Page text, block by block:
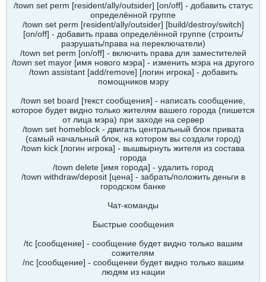
/town set perm [resident/ally/outsider] [on/off] - добавить статус
определённой группе
/town set perm [resident/ally/outsider] [build/destroy/switch]
[on/off] - добавить права определённой группе (строить/
разрушать/права на переключатели)
/town set perm [on/off] - включить права для заместителей
/town set mayor [имя нового мэра] - изменить мэра на другого
/town assistant [add/remove] [логин игрока] - добавить
помощников мэру
/town set board [текст сообщения] - написать сообщение,
которое будет видно только жителям вашего города (пишется
от лица мэра) при заходе на сервер
/town set homeblock - двигать центральный блок привата
(самый начальный блок, на котором вы создали город)
/town kick [логин игрока] - вышвырнуть жителя из состава
города
/town delete [имя города] - удалить город
/town withdraw/deposit [цена] - забрать/положить деньги в
городском банке
Чат-команды
Быстрые сообщения
/tc [сообщение] - сообщение будет видно только вашим
сожителям
/nc [сообщение] - сообщенеи будет видно только вашим
людям из нации